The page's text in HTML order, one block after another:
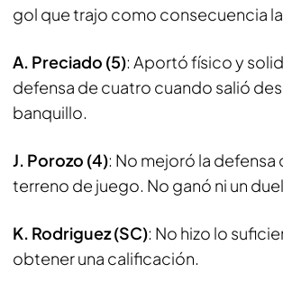
gol que trajo como consecuencia
A. Preciado (5): Aportó físico y
defensa de cuatro cuando salió
banquillo.
J. Porozo (4): No mejoró la defensa
terreno de juego. No ganó ni un
K. Rodriguez (SC): No hizo lo
obtener una calificación.